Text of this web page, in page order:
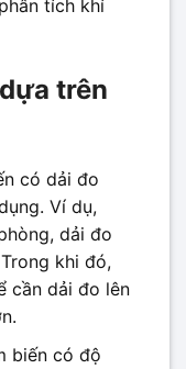
tích khí
trên
có dải đo
Ví dụ,
dải đo
khi đó,
cần dải đo lên
biến có độ